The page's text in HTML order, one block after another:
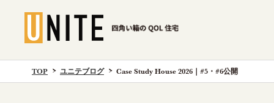
TOP ユニテブログ Case Study House 2026｜#5・#6公開